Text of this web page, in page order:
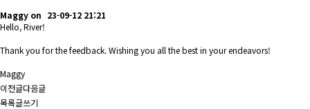
Maggy on 23-09-12 21:21
Hello, River!
Thank you for the feedback. Wishing you all the best in your endeavors!
Maggy
이전글다음글
목록글쓰기